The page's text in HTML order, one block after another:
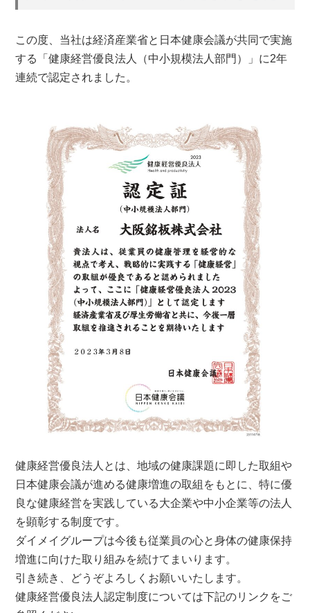
この度、当社は経済産業省と日本健康会議が共同で実施
する「健康経営優良法人（中小規模法人部門）」に2年
連続で認定されました。
健康経営優良法人とは、地域の健康課題に即した取組や
日本健康会議が進める健康増進の取組をもとに、特に優
良な健康経営を実践している大企業や中小企業等の法人
を顕彰する制度です。
ダイメイグループは今後も従業員の心と身体の健康保持
増進に向けた取り組みを続けてまいります。
引き続き、どうぞよろしくお願いいたします。
健康経営優良法人認定制度については下記のリンクをご